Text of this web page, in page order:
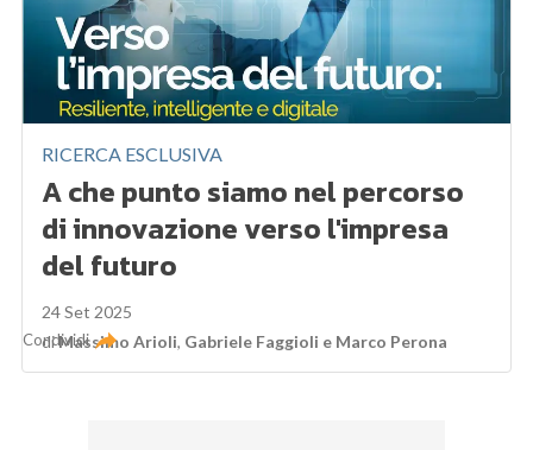
RICERCA ESCLUSIVA
A che punto siamo nel percorso
di innovazione verso l'impresa
del futuro
24 Set 2025
diMassimo Arioli, Gabriele Faggioli e Marco Perona
Condividi